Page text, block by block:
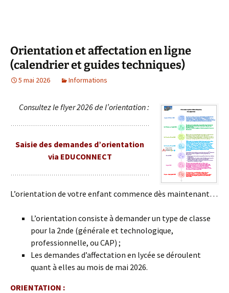
Orientation et affectation en ligne
(calendrier et guides techniques)
5 mai 2026 Informations
Consultez le flyer 2026 de l’orientation :
Saisie des demandes d’orientation
via EDUCONNECT
L’orientation de votre enfant commence dès maintenant…
L’orientation consiste à demander un type de classe
pour la 2nde (générale et technologique,
professionnelle, ou CAP) ;
Les demandes d’affectation en lycée se déroulent
quant à elles au mois de mai 2026.
ORIENTATION :